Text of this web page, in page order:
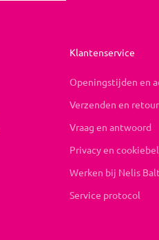
Klantenservice
Openingstijden en
Verzenden en
Vraag en antwoord
Privacy en
Werken bij Nelis
Service protocol